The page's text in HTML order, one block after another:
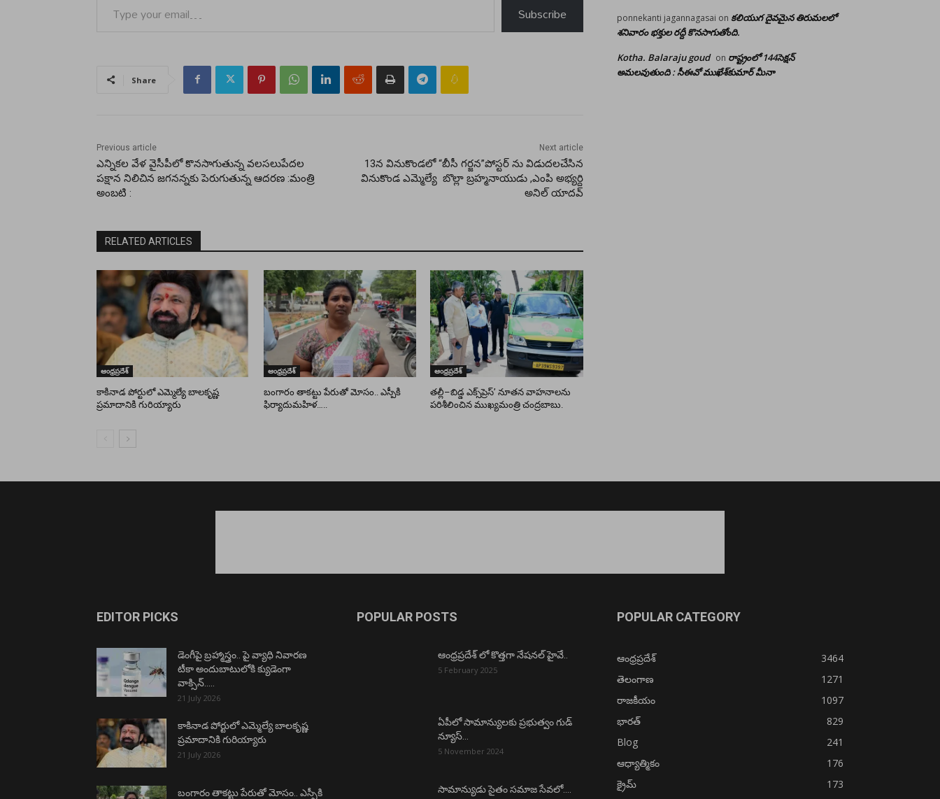
Subscribe
Share
Previous article
ఎన్నికల వేళ వైసీపీలో కొనసాగుతున్న వలసలుపేదల
పక్షాన నిలిచిన జగనన్నకు పెరుగుతున్న ఆదరణ :మంత్రి
అంబటి :
Next article
13న వినుకొండలో “బీసీ గర్జన”పోస్టర్ ను విడుదలచేసిన
వినుకొండ ఎమ్మెల్యే బొల్లా బ్రహ్మనాయుడు ,ఎంపి అభ్యర్ది
అనిల్ యాదవ్
RELATED ARTICLES
ఆంధ్రప్రదేశ్
కాకినాడ పోర్టులో ఎమ్మెల్యే బాలకృష్ణ
ప్రమాదానికి గురియ్యారు
ఆంధ్రప్రదేశ్
బంగారం తాకట్టు పేరుతో మోసం.. ఎస్పీకి
ఫిర్యాదుమహిళ…..
ఆంధ్రప్రదేశ్
తల్లీ–బిడ్డ ఎక్స్‌ప్రెస్’ నూతన వాహనాలను
పరిశీలించిన ముఖ్యమంత్రి చంద్రబాబు.
ponnekanti jagannagasai on కలియుగ దైవమైన తిరుమలలో
శనివారం భక్తుల రద్దీ కొనసాగుతోంది.
Kotha. Balaraju goud on రాష్ట్రంలో 144సెక్షన్
అమలవుతుంది : సీఈవో ముఖేశ్‌కుమార్‌ మీనా
EDITOR PICKS
డెంగీపై బ్రహ్మాస్త్రం.. పై వ్యాధి నివారణ
టీకా అందుబాటులోకి క్యుడెంగా
వాక్సిన్…..
21 July 2026
కాకినాడ పోర్టులో ఎమ్మెల్యే బాలకృష్ణ
ప్రమాదానికి గురియ్యారు
21 July 2026
బంగారం తాకట్టు పేరుతో మోసం.. ఎస్పీకి
POPULAR POSTS
ఆంధ్రప్రదేశ్ లో కొత్తగా నేషనల్ హైవే..
5 February 2025
ఏపీలో సామాన్యులకు ప్రభుత్వం గుడ్
న్యూస్…
5 November 2024
సామాన్యుడు సైతం సమాజ సేవలో….
POPULAR CATEGORY
ఆంధ్రప్రదేశ్
3464
తెలంగాణ
1271
రాజకీయం
1097
భారత్
829
Blog
241
ఆధ్యాత్మికం
176
క్రైమ్
173